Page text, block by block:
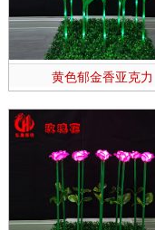
黄色郁金香亚克力